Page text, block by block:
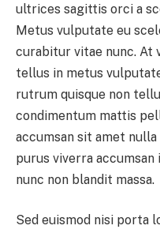
ultrices sagittis orci a
Metus vulputate eu
curabitur vitae nunc. At
tellus in metus
rutrum quisque non
condimentum mattis
accumsan sit amet
purus viverra
nunc non blandit massa.
Sed euismod nisi porta